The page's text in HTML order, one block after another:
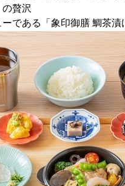
贅沢
である「象印御膳 鯛茶漬